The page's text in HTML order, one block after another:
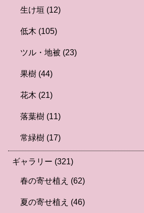
生け垣 (12)
低木 (105)
ツル・地被 (23)
果樹 (44)
花木 (21)
落葉樹 (11)
常緑樹 (17)
ギャラリー (321)
春の寄せ植え (62)
夏の寄せ植え (46)